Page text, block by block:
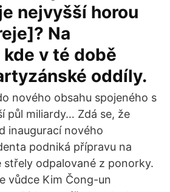
nejvyšší horou
Na
v té době
oddíly.
nového obsahu spojeného s
půl miliardy… Zdá se, že
inaugurací nového
podniká přípravu na
střely odpalované z ponorky.
vůdce Kim Čong-un